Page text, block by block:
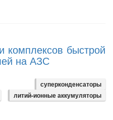
комплексов быстрой
на АЗС
суперконденсаторы
литий-ионные аккумуляторы